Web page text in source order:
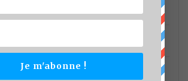
Havre de Paix
Jean Ngatsi
Je m'abonne !